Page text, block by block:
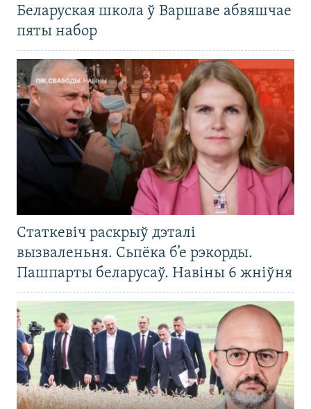
Беларуская школа ў Варшаве абвяшчае
пяты набор
Статкевіч раскрыў дэталі
вызваленьня. Сьпёка б’е рэкорды.
Пашпарты беларусаў. Навіны 6 жніўня